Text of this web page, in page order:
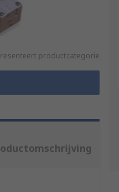
productcategorie